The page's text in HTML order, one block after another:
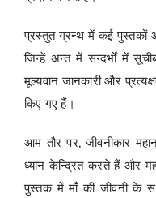
प्रस्तुत ग्रन्थ में कई पुस्तकों
जिन्हें अन्त में सन्दर्भों में
मूल्यवान जानकारी और
किए गए हैं।
आम तौर पर, जीवनीकार
ध्यान केन्द्रित करते हैं और
पुस्तक में माँ की जीवनी के